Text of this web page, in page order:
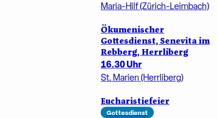
Maria-Hilf (Zürich-Leimbach)
Ökumenischer
Gottesdienst, Senevita im
Rebberg, Herrliberg
16.30 Uhr
St. Marien (Herrliberg)
Eucharistiefeier
Gottesdienst